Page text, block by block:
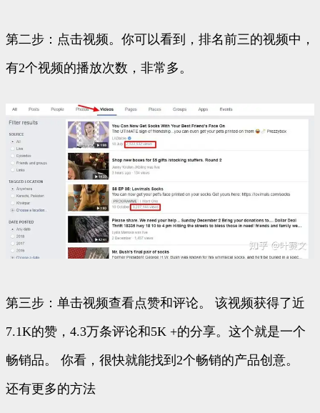
第二步：点击视频。你可以看到，排名前三的视频中，
有2个视频的播放次数，非常多。
第三步：单击视频查看点赞和评论。 该视频获得了近
7.1K的赞，4.3万条评论和5K +的分享。这个就是一个
畅销品。 你看，很快就能找到2个畅销的产品创意。
还有更多的方法